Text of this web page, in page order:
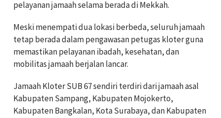
pelayanan jamaah selama berada di Mekkah.
Meski menempati dua lokasi berbeda, seluruh jamaah
tetap berada dalam pengawasan petugas kloter guna
memastikan pelayanan ibadah, kesehatan, dan
mobilitas jamaah berjalan lancar.
Jamaah Kloter SUB 67 sendiri terdiri dari jamaah asal
Kabupaten Sampang, Kabupaten Mojokerto,
Kabupaten Bangkalan, Kota Surabaya, dan Kabupaten